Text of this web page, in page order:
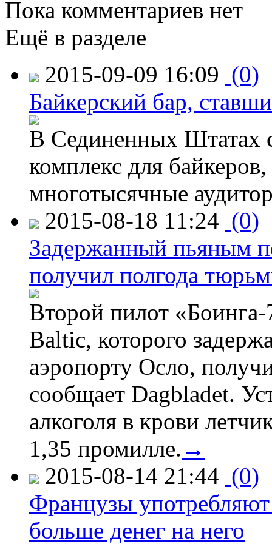
Пока комментариев нет
Ещё в разделе
2015-09-09 16:09 (0)
Байкерский бар,
В Сединенных Штатах
комплекс для
многотысячные
2015-08-18 11:24 (0)
Задержанный пьяным
получил полгода
Второй пилот
Baltic, которого
аэропорту Осло,
сообщает Dagbladet.
алкоголя в крови
1,35 промилле. →
2015-08-14 21:44 (0)
Французы
больше денег на него